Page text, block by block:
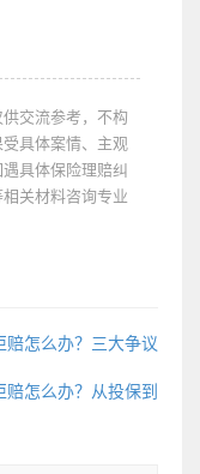
交流参考，不构
具体案情、主观
具体保险理赔纠
关材料咨询专业
赔怎么办？三大争议
赔怎么办？从投保到